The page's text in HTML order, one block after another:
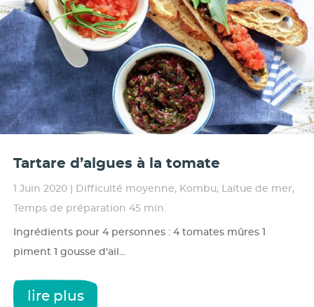
Tartare d’algues à la tomate
1 Juin 2020 Difficulté moyenne, Kombu, Laitue de mer,
Temps de préparation 45 min.
Ingrédients pour 4 personnes : 4 tomates mûres 1
piment 1 gousse d'ail...
lire plus